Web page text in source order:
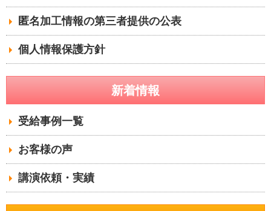
匿名加工情報の第三者提供の公表
個人情報保護方針
新着情報
受給事例一覧
お客様の声
講演依頼・実績